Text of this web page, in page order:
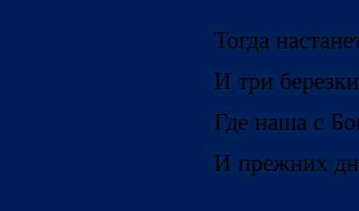
Тогда
И три
Где наша с
И прежних